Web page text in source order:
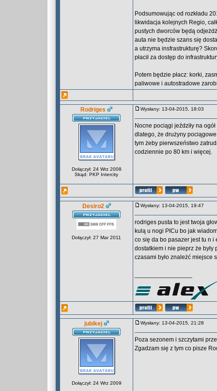
Podsumowując od rozkładu
likwidacja kolejnych Regio,
pustych dworców będą
auta nie będzie szans się
a utrzyma insfrastrukturę?
płacił za dostęp do
Potem będzie płacz: korki,
paliwowe i autostradowe
Rodriges
Dołączył: 24 Wrz 2008
Skąd: PKP Intercity
Wysłany: 13-04-2015, 18:03
Nocne pociągi jeździły na
dlatego, że drużyny
tym żeby pierwszeństwo
codziennie po 80 km i więcej.
Desiro2
Dołączył: 27 Mar 2011
Wysłany: 13-04-2015, 19:47
rodriges pusta to jest twoja
kulą u nogi PICu bo jak
co się da bo pasazer jest tu n i
dostatkiem i nie pieprz że
czasami było znależć miejsce
jubikej
Dołączył: 24 Wrz 2009
Wysłany: 13-04-2015, 21:28
Poza sezonem i szczytami
Zgadzam się z tym co pisze